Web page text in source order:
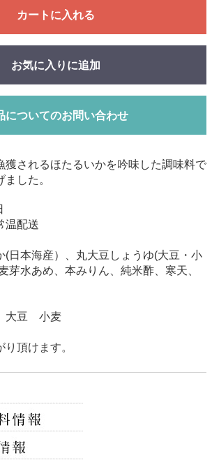
カートに入れる
お気に入りに追加
についてのお問い合わせ
獲されるほたるいかを吟味した調味料で
した。
日
温配送
日本海産）、丸大豆しょうゆ(大豆・小
芽水あめ、本みりん、純米酢、寒天、
大豆 小麦
頂けます。